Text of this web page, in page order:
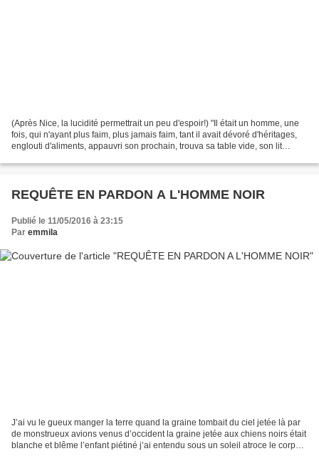
(Après Nice, la lucidité permettrait un peu d'espoir!) "Il était un homme, une
fois, qui n'ayant plus faim, plus jamais faim, tant il avait dévoré d'héritages,
englouti d'aliments, appauvri son prochain, trouva sa table vide, son lit
REQUÊTE EN PARDON A L'HOMME NOIR
Publié le 11/05/2016 à 23:15
Par emmila
J’ai vu le gueux manger la terre quand la graine tombait du ciel jetée là par
de monstrueux avions venus d’occident la graine jetée aux chiens noirs était
blanche et blême l’enfant piétiné j’ai entendu sous un soleil atroce le corps